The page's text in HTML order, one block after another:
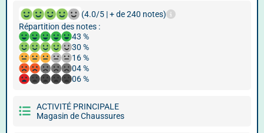
(4.0/5 | + de 240 notes)
Répartition des notes :
43 %
30 %
16 %
04 %
06 %
ACTIVITÉ PRINCIPALE
Magasin de Chaussures